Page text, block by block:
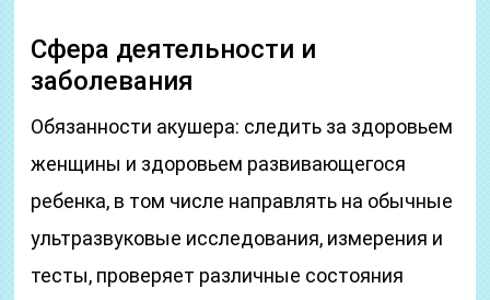
Сфера деятельности и
заболевания
Обязанности акушера: следить за здоровьем
женщины и здоровьем развивающегося
ребенка, в том числе направлять на обычные
ультразвуковые исследования, измерения и
тесты, проверяет различные состояния